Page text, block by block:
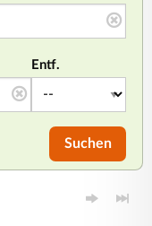
Entf.
Suchen